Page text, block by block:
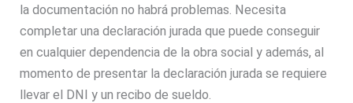
la documentación no habrá problemas. Necesita
completar una declaración jurada que puede conseguir
en cualquier dependencia de la obra social y además, al
momento de presentar la declaración jurada se requiere
llevar el DNI y un recibo de sueldo.